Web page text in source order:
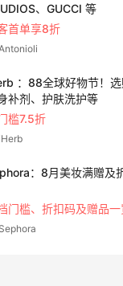
Toteme、西太后等
5折
Europe：折扣区上
服饰、鞋履等
5折
Europe
US：限时闪促！入
低至2折